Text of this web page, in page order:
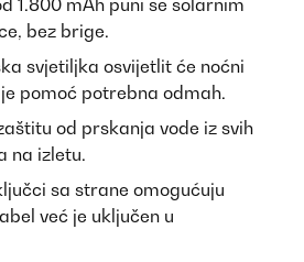
1.800 mAh puni se solarnim
bez brige.
svjetiljka osvijetlit će noćni
pomoć potrebna odmah.
od prskanja vode iz svih
na izletu.
sa strane omogućuju
već je uključen u